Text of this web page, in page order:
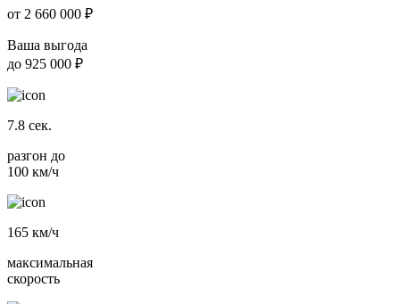
от 2 660 000 ₽
Ваша выгода
до 925 000 ₽
7.8 сек.
разгон до
100 км/ч
165 км/ч
максимальная
скорость